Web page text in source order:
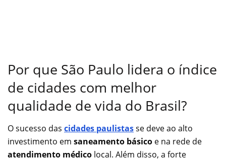
Por que São Paulo lidera o índice
de cidades com melhor
qualidade de vida do Brasil?
O sucesso das cidades paulistasse deve ao alto
investimento em saneamento básico e na rede de
atendimento médico local. Além disso, a forte